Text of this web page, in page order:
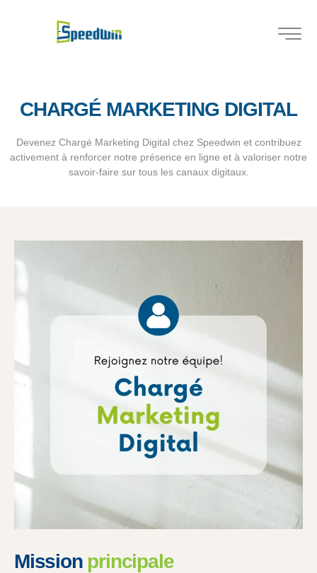
CHARGÉ MARKETING DIGITAL
Devenez Chargé Marketing Digital chez Speedwin et contribuez
activement à renforcer notre présence en ligne et à valoriser notre
savoir-faire sur tous les canaux digitaux.
Mission principale